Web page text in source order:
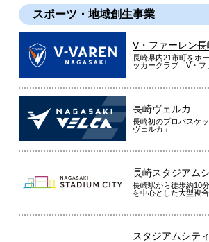
スポーツ・地域創生事業
V・ファーレン長
長崎県内21市町をホ
ッカークラブ「V・フ
長崎ヴェルカ
長崎初のプロバスケ
ヴェルカ」
長崎スタジアム
長崎駅から徒歩約10
を中心とした大型複
スタジアムシテ